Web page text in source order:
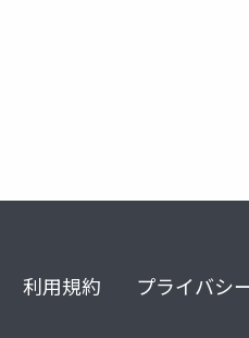
利用規約 プライバシ